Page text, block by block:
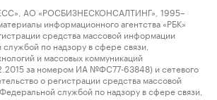
АО «РОСБИЗНЕСКОНСАЛТИНГ», 1995–
информационного агентства «РБК»
средства массовой информации
по надзору в сфере связи,
и массовых коммуникаций
за номером ИА №ФС77-63848) и сетевого
о регистрации средства массовой
службой по надзору в сфере связи,